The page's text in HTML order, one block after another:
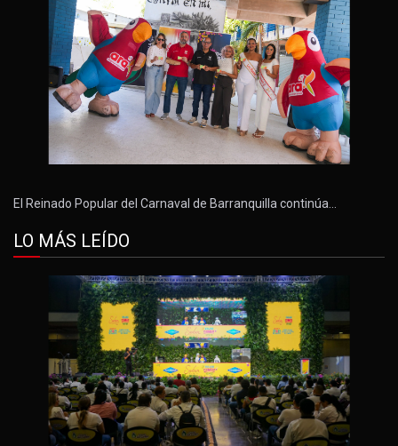
El Reinado Popular del Carnaval de Barranquilla continúa…
LO MÁS LEÍDO